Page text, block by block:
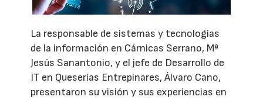
La responsable de sistemas y tecnologías
de la información en Cárnicas Serrano, Mª
Jesús Sanantonio, y el jefe de Desarrollo de
IT en Queserías Entrepinares, Álvaro Cano,
presentaron su visión y sus experiencias en